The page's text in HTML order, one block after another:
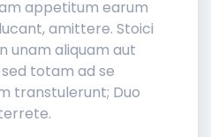
appetitum earum
amittere. Stoici
unam aliquam aut
totam ad se
transtulerunt; Duo